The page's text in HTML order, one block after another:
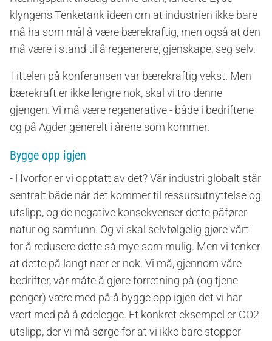
klyngens Tenketank ideen om at industrien ikke bare
må ha som mål å være bærekraftig, men også at den
må være i stand til å regenerere, gjenskape, seg selv.
Tittelen på konferansen var bærekraftig vekst. Men
bærekraft er ikke lengre nok, skal vi tro denne
gjengen. Vi må være regenerative - både i bedriftene
og på Agder generelt i årene som kommer.
Bygge opp igjen
- Hvorfor er vi opptatt av det? Vår industri globalt står
sentralt både når det kommer til ressursutnyttelse og
utslipp, og de negative konsekvenser dette påfører
natur og samfunn. Og vi skal selvfølgelig gjøre vårt
for å redusere dette så mye som mulig. Men vi tenker
at dette på langt nær er nok. Vi må, gjennom våre
bedrifter, vår måte å gjøre forretning på (og tjene
penger) være med på å bygge opp igjen det vi har
vært med på å ødelegge. Et konkret eksempel er CO2-
utslipp, der vi må sørge for at vi ikke bare stopper